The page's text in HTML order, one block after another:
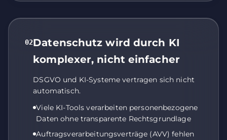
02Datenschutz wird durch KI
komplexer, nicht einfacher
DSGVO und KI-Systeme vertragen sich nicht
automatisch.
Viele KI-Tools verarbeiten personenbezogene
Daten ohne transparente Rechtsgrundlage
Auftragsverarbeitungsverträge (AVV) fehlen